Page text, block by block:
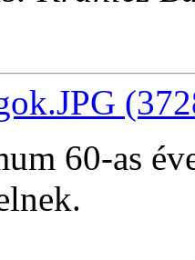
60-as